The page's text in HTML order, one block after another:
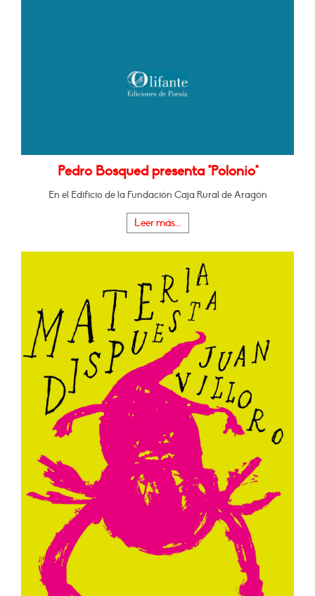
Pedro Bosqued presenta "Polonio"
En el Edificio de la Fundación Caja Rural de Aragón
Leer más...